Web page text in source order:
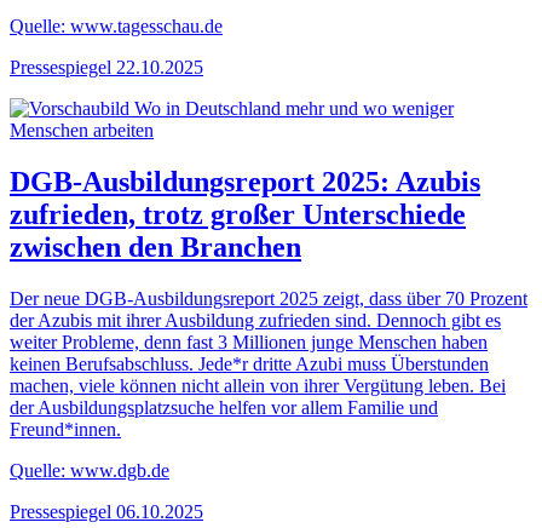
Quelle: www.tagesschau.de
Pressespiegel 22.10.2025
DGB-Ausbildungsreport 2025: Azubis
zufrieden, trotz großer Unterschiede
zwischen den Branchen
Der neue DGB-Ausbildungsreport 2025 zeigt, dass über 70 Prozent
der Azubis mit ihrer Ausbildung zufrieden sind. Dennoch gibt es
weiter Probleme, denn fast 3 Millionen junge Menschen haben
keinen Berufsabschluss. Jede*r dritte Azubi muss Überstunden
machen, viele können nicht allein von ihrer Vergütung leben. Bei
der Ausbildungsplatzsuche helfen vor allem Familie und
Freund*innen.
Quelle: www.dgb.de
Pressespiegel 06.10.2025